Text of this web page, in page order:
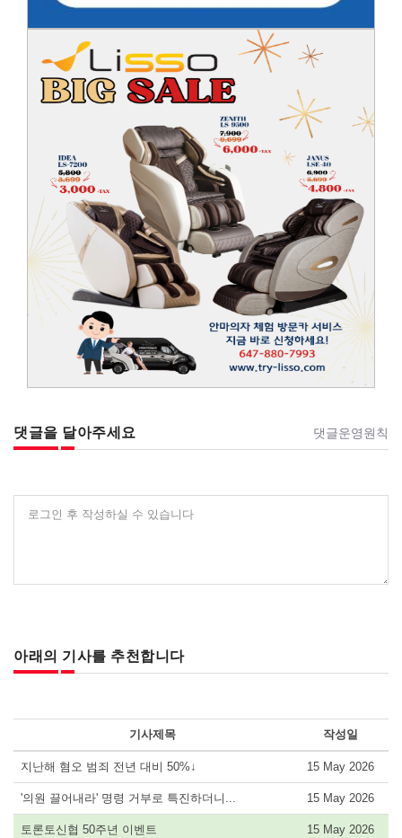
댓글을 달아주세요 댓글운영원칙
로그인 후 작성하실 수 있습니다
아래의 기사를 추천합니다
기사제목 작성일
지난해 혐오 범죄 전년 대비 50%↓ 15 May 2026
'의원 끌어내라' 명령 거부로 특진하더니... 15 May 2026
토론토신협 50주년 이벤트 15 May 2026